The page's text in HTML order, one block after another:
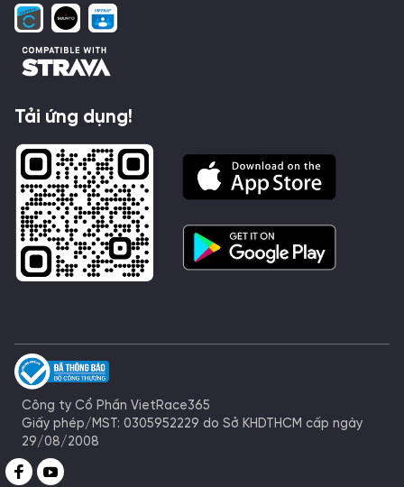
Tải ứng dụng!
Công ty Cổ Phần VietRace365
Giấy phép/MST: 0305952229 do Sở KHDTHCM cấp ngày
29/08/2008